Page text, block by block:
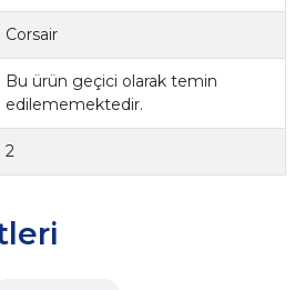
Corsair
Bu ürün geçici olarak temin
edilememektedir.
2